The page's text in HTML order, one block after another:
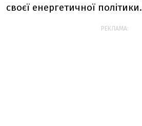
своєї енергетичної політики.
РЕКЛАМА: